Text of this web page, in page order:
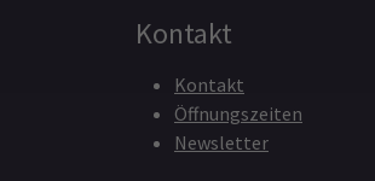
Kontakt
Kontakt
Öffnungszeiten
Newsletter